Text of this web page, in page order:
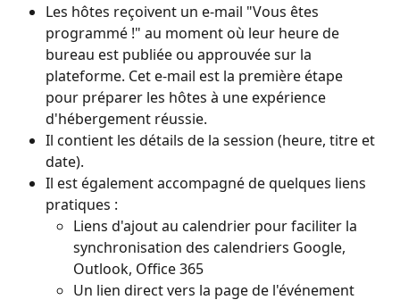
Les hôtes reçoivent un e-mail "Vous êtes
programmé !" au moment où leur heure de
bureau est publiée ou approuvée sur la
plateforme. Cet e-mail est la première étape
pour préparer les hôtes à une expérience
d'hébergement réussie.
Il contient les détails de la session (heure, titre et
date).
Il est également accompagné de quelques liens
pratiques :
Liens d'ajout au calendrier pour faciliter la
synchronisation des calendriers Google,
Outlook, Office 365
Un lien direct vers la page de l'événement